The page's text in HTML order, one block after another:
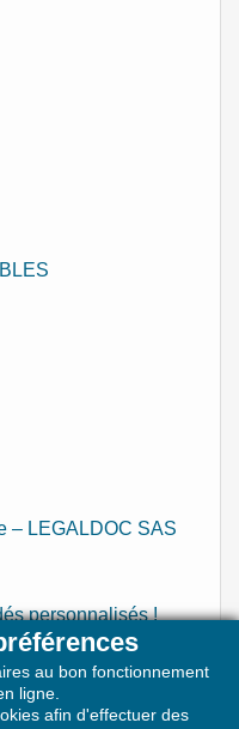
– LEGALDOC SAS
personnalisés !
au bon fonctionnement
ligne.
afin d'effectuer des